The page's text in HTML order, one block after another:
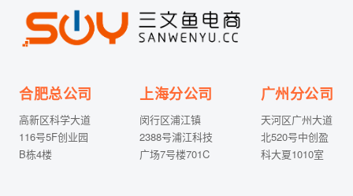
合肥总公司
高新区科学大道
116号5F创业园
B栋4楼
上海分公司
闵行区浦江镇
2388号浦江科技
广场7号楼701C
广州分公司
天河区广州大道
北520号中创盈
科大夏1010室